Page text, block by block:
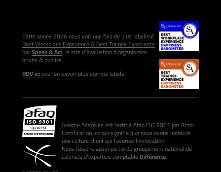
Cette année 2026 nous voit une fois de plus labellisé
Best Workplace Experience & Best Trainee Experience
parSpeak & Act, le site d’évaluation d’organismes
privés & publics.
RDV icipour en savoir plus sur nos labels.
Axiome Associés est certifié Afaq ISO 9001 par Afnor
Certification, ce qui signifie que nous avons instauré
une culture client qui favorise l’innovation.
Nous faisons aussi partie du groupement national de
cabinets d’expertise comptableDifférence.